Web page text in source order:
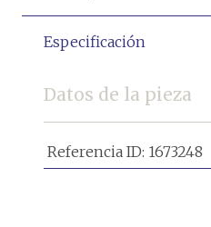
Especificación
Datos de la pieza
Referencia ID: 1673248